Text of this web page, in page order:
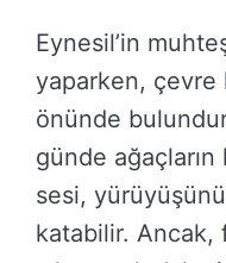
Eynesil’in
yaparken, çevre
önünde
günde
sesi,
katabilir. Ancak,